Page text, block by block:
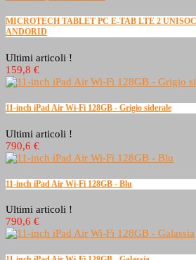
MICROTECH TABLET PC E-TAB LTE 2 UNISOC
ANDORID
Ultimi articoli !
159,8 €
11-inch iPad Air Wi-Fi 128GB - Grigio siderale
Ultimi articoli !
790,6 €
11-inch iPad Air Wi-Fi 128GB - Blu
Ultimi articoli !
790,6 €